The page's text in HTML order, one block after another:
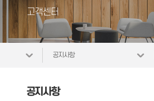
고객센터
공지사항
공지사항